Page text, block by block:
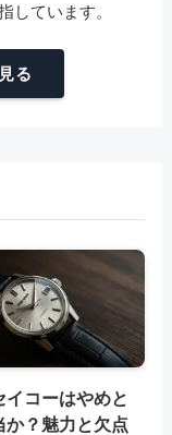
しています。
る
イコーはやめと
か？魅力と欠点